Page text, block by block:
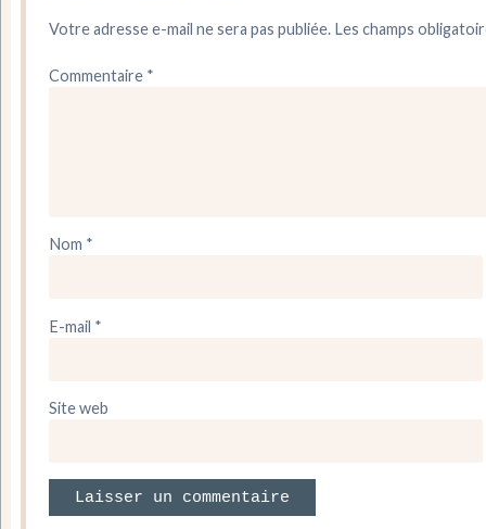
Votre adresse e-mail ne sera pas publiée. Les champs
Commentaire *
Nom *
E-mail *
Site web